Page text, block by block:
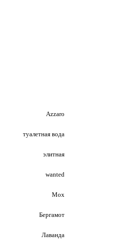
Azzaro
туалетная вода
элитная
wanted
Мох
Бергамот
Лаванда